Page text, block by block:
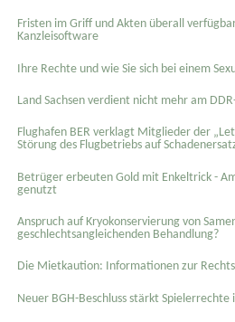
Fristen im Griff und Akten überall
Kanzleisoftware
Ihre Rechte und wie Sie sich bei einem
Land Sachsen verdient nicht mehr am
Flughafen BER verklagt Mitglieder der
Störung des Flugbetriebs auf
Betrüger erbeuten Gold mit Enkeltrick -
genutzt
Anspruch auf Kryokonservierung von
geschlechtsangleichenden Behandlung?
Die Mietkaution: Informationen zur
Neuer BGH-Beschluss stärkt Spielerrechte